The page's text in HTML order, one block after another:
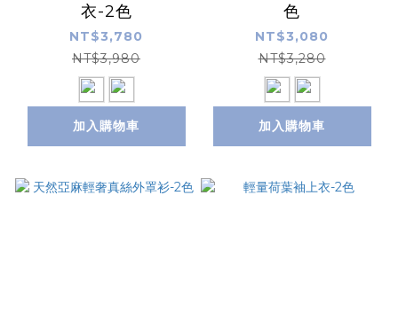
衣-2色
NT$3,780
NT$3,980
加入購物車
色
NT$3,080
NT$3,280
加入購物車